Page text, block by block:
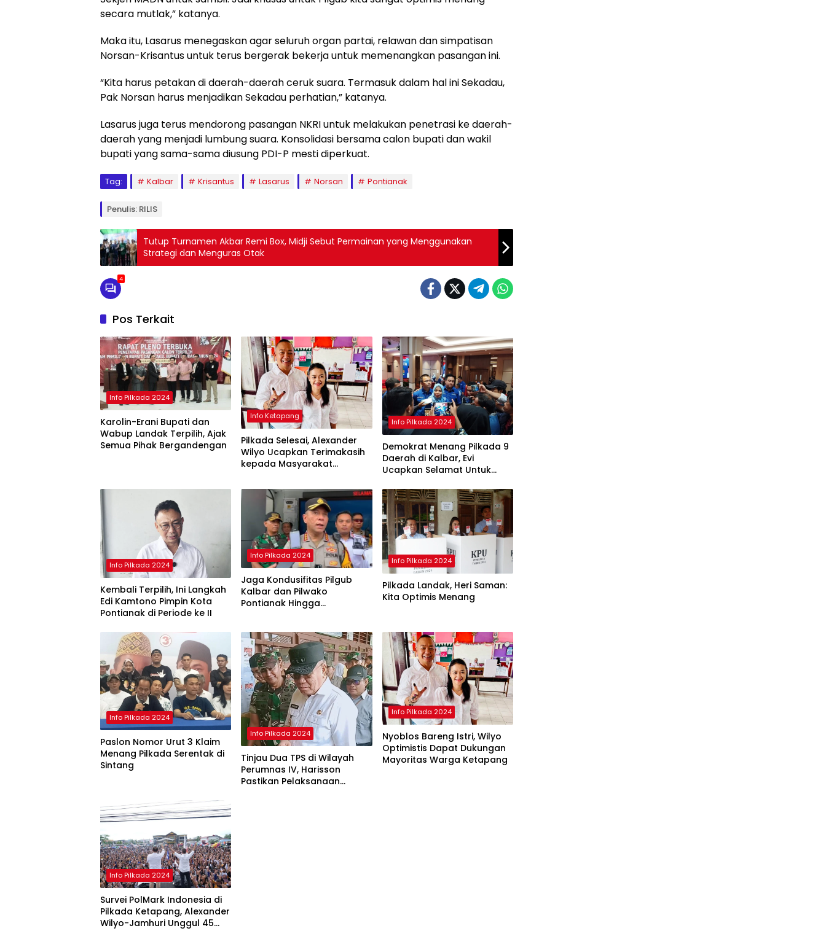
secara mutlak,” katanya.
Maka itu, Lasarus menegaskan agar seluruh organ partai, relawan dan simpatisan
Norsan-Krisantus untuk terus bergerak bekerja untuk memenangkan pasangan ini.
“Kita harus petakan di daerah-daerah ceruk suara. Termasuk dalam hal ini Sekadau,
Pak Norsan harus menjadikan Sekadau perhatian,” katanya.
Lasarus juga terus mendorong pasangan NKRI untuk melakukan penetrasi ke daerah-
daerah yang menjadi lumbung suara. Konsolidasi bersama calon bupati dan wakil
bupati yang sama-sama diusung PDI-P mesti diperkuat.
Tag: Kalbar Krisantus Lasarus Norsan Pontianak
Penulis: RILIS
Tutup Turnamen Akbar Remi Box, Midji Sebut Permainan yang Menggunakan
Strategi dan Menguras Otak
4
Pos Terkait
Info Pilkada 2024
Karolin-Erani Bupati dan
Wabup Landak Terpilih, Ajak
Semua Pihak Bergandengan
Info Ketapang
Pilkada Selesai, Alexander
Wilyo Ucapkan Terimakasih
kepada Masyarakat
Info Pilkada 2024
Demokrat Menang Pilkada 9
Daerah di Kalbar, Evi
Ucapkan Selamat Untuk
Info Pilkada 2024
Kembali Terpilih, Ini Langkah
Edi Kamtono Pimpin Kota
Pontianak di Periode ke II
Info Pilkada 2024
Jaga Kondusifitas Pilgub
Kalbar dan Pilwako
Pontianak Hingga
Info Pilkada 2024
Pilkada Landak, Heri Saman:
Kita Optimis Menang
Info Pilkada 2024
Paslon Nomor Urut 3 Klaim
Menang Pilkada Serentak di
Sintang
Info Pilkada 2024
Tinjau Dua TPS di Wilayah
Perumnas IV, Harisson
Pastikan Pelaksanaan
Info Pilkada 2024
Nyoblos Bareng Istri, Wilyo
Optimistis Dapat Dukungan
Mayoritas Warga Ketapang
Info Pilkada 2024
Survei PolMark Indonesia di
Pilkada Ketapang, Alexander
Wilyo-Jamhuri Unggul 45